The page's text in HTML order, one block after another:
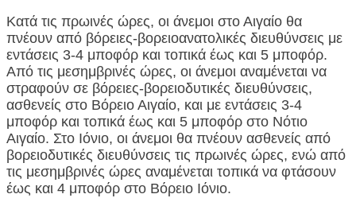
Κατά τις πρωινές ώρες, οι άνεμοι στο Αιγαίο θα
πνέουν από βόρειες-βορειοανατολικές διευθύνσεις με
εντάσεις 3-4 μποφόρ και τοπικά έως και 5 μποφόρ.
Από τις μεσημβρινές ώρες, οι άνεμοι αναμένεται να
στραφούν σε βόρειες-βορειοδυτικές διευθύνσεις,
ασθενείς στο Βόρειο Αιγαίο, και με εντάσεις 3-4
μποφόρ και τοπικά έως και 5 μποφόρ στο Νότιο
Αιγαίο. Στο Ιόνιο, οι άνεμοι θα πνέουν ασθενείς από
βορειοδυτικές διευθύνσεις τις πρωινές ώρες, ενώ από
τις μεσημβρινές ώρες αναμένεται τοπικά να φτάσουν
έως και 4 μποφόρ στο Βόρειο Ιόνιο.